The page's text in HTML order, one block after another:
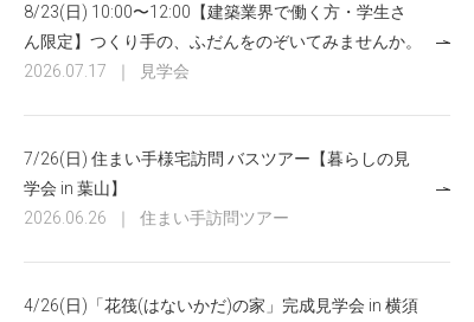
8/23(日) 10:00〜12:00【建築業界で働く方・学生さ
ん限定】つくり手の、ふだんをのぞいてみませんか。
2026.07.17
見学会
7/26(日) 住まい手様宅訪問 バスツアー【暮らしの見
学会 in 葉山】
2026.06.26
住まい手訪問ツアー
4/26(日)「花筏(はないかだ)の家」完成見学会 in 横須